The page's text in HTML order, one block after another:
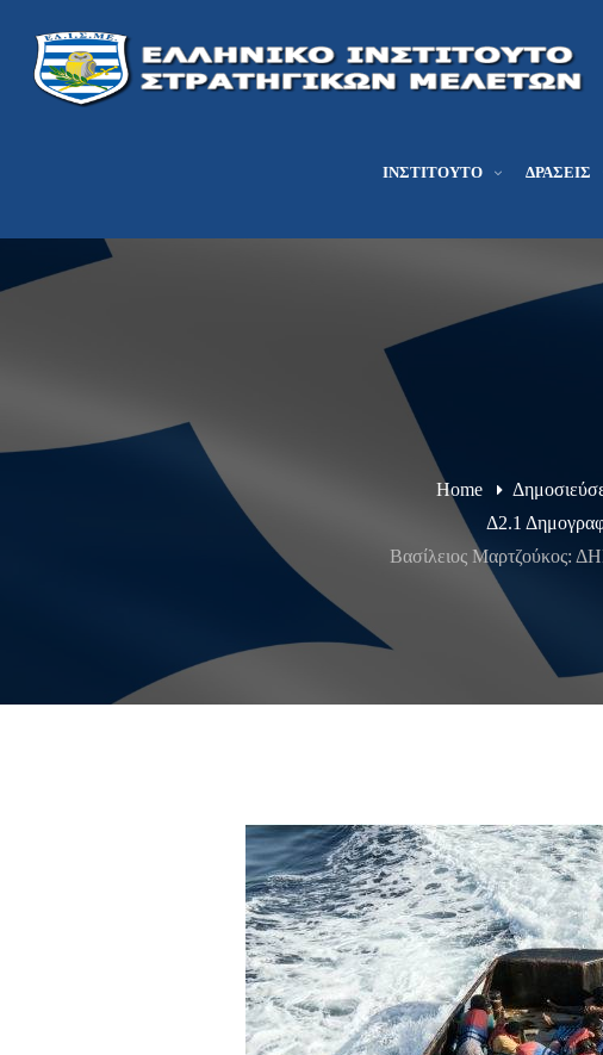
ΙΝΣΤΙΤΟΎΤΟ ΔΡΆΣΕΙΣ
Home
Δ2.1
Βασίλειος